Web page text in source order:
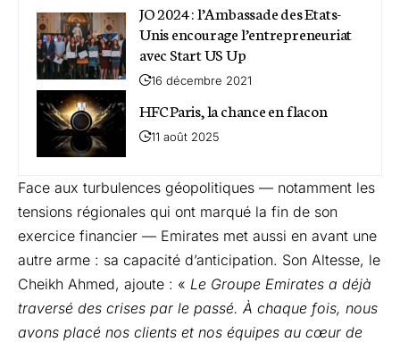
JO 2024 : l’Ambassade des Etats-
Unis encourage l’entrepreneuriat
avec Start US Up
16 décembre 2021
HFC Paris, la chance en flacon
11 août 2025
Face aux turbulences géopolitiques — notamment les
tensions régionales qui ont marqué la fin de son
exercice financier — Emirates met aussi en avant une
autre arme : sa capacité d’anticipation. Son Altesse, le
Cheikh Ahmed, ajoute : « Le Groupe Emirates a déjà
traversé des crises par le passé. À chaque fois, nous
avons placé nos clients et nos équipes au cœur de